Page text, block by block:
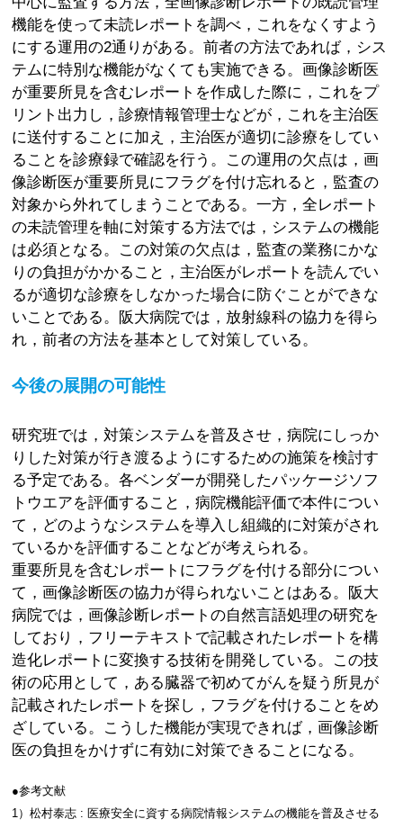
機能を使って未読レポートを調べ，これをなくすよう
にする運用の2通りがある。前者の方法であれば，シス
テムに特別な機能がなくても実施できる。画像診断医
が重要所見を含むレポートを作成した際に，これをプ
リント出力し，診療情報管理士などが，これを主治医
に送付することに加え，主治医が適切に診療をしてい
ることを診療録で確認を行う。この運用の欠点は，画
像診断医が重要所見にフラグを付け忘れると，監査の
対象から外れてしまうことである。一方，全レポート
の未読管理を軸に対策する方法では，システムの機能
は必須となる。この対策の欠点は，監査の業務にかな
りの負担がかかること，主治医がレポートを読んでい
るが適切な診療をしなかった場合に防ぐことができな
いことである。阪大病院では，放射線科の協力を得ら
れ，前者の方法を基本として対策している。
今後の展開の可能性
研究班では，対策システムを普及させ，病院にしっか
りした対策が行き渡るようにするための施策を検討す
る予定である。各ベンダーが開発したパッケージソフ
トウエアを評価すること，病院機能評価で本件につい
て，どのようなシステムを導入し組織的に対策がされ
ているかを評価することなどが考えられる。
重要所見を含むレポートにフラグを付ける部分につい
て，画像診断医の協力が得られないことはある。阪大
病院では，画像診断レポートの自然言語処理の研究を
しており，フリーテキストで記載されたレポートを構
造化レポートに変換する技術を開発している。この技
術の応用として，ある臓器で初めてがんを疑う所見が
記載されたレポートを探し，フラグを付けることをめ
ざしている。こうした機能が実現できれば，画像診断
医の負担をかけずに有効に対策できることになる。
●参考文献
1）松村泰志 : 医療安全に資する病院情報システムの機能を普及させる